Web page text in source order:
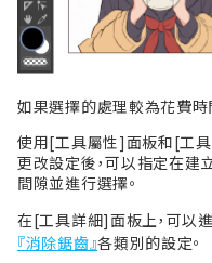
如果選擇的處理較為花費時
使用[工具屬性]面板和[工具
更改設定後，可以指定在建
間隙並進行選擇。
在[工具詳細]面板上，可以
『消除鋸齒』各類別的設定。